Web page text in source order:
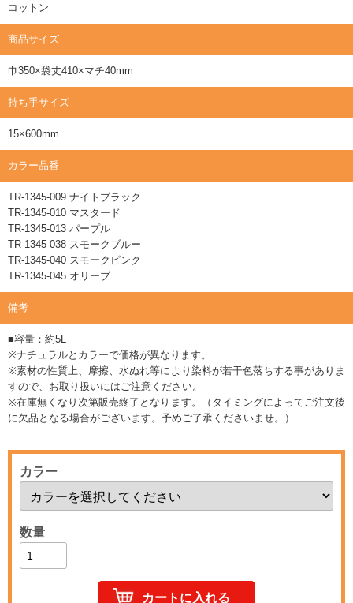
コットン
商品サイズ
巾350×袋丈410×マチ40mm
持ち手サイズ
15×600mm
カラー品番
TR-1345-009 ナイトブラック
TR-1345-010 マスタード
TR-1345-013 パープル
TR-1345-038 スモークブルー
TR-1345-040 スモークピンク
TR-1345-045 オリーブ
備考
■容量：約5L
※ナチュラルとカラーで価格が異なります。
※素材の性質上、摩擦、水ぬれ等により染料が若干色落ちする事がありま
すので、お取り扱いにはご注意ください。
※在庫無くなり次第販売終了となります。（タイミングによってご注文後
に欠品となる場合がございます。予めご了承くださいませ。）
カラー
数量